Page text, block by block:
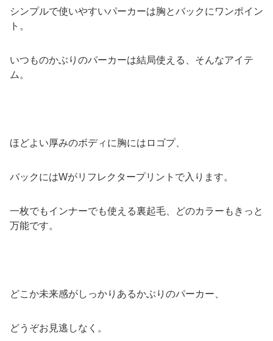
シンプルで使いやすいパーカーは胸とバックにワンポイン
ト。
いつものかぶりのパーカーは結局使える、そんなアイテ
ム。
ほどよい厚みのボディに胸にはロゴプ、
バックにはWがリフレクタープリントで入ります。
一枚でもインナーでも使える裏起毛、どのカラーもきっと
万能です。
どこか未来感がしっかりあるかぶりのパーカー、
どうぞお見逃しなく。